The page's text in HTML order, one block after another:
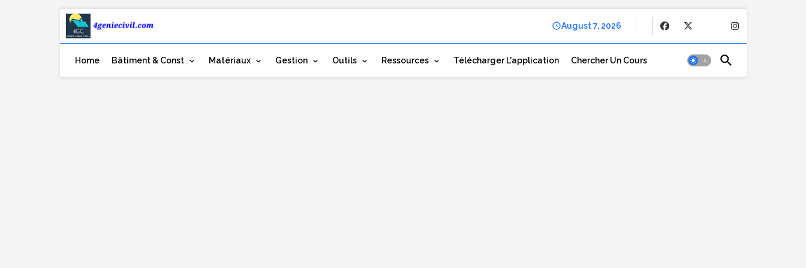
August 7, 2026
Home Bâtiment & Const Matériaux Gestion Outils Ressources Télécharger L'application Chercher Un Cours